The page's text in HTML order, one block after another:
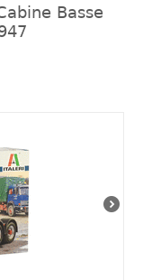
Basse